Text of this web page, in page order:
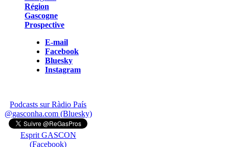
Région
Gascogne
Prospective
E-mail
Facebook
Bluesky
Instagram
Podcasts sur Ràdio País
@gasconha.com (Bluesky)
Esprit GASCON
(Facebook)